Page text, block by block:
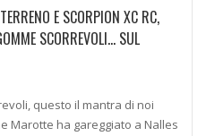
E SCORPION XC RC,
SCORREVOLI… SUL
questo il mantra di noi
Marotte ha gareggiato a Nalles